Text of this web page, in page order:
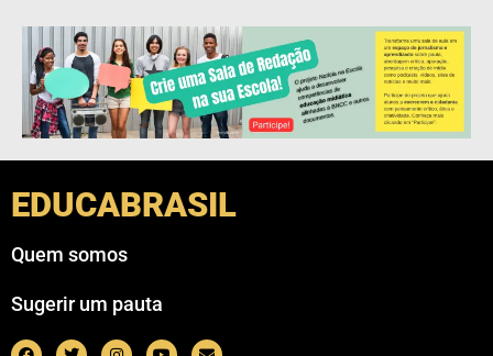
EDUCABRASIL
Quem somos
Sugerir um pauta